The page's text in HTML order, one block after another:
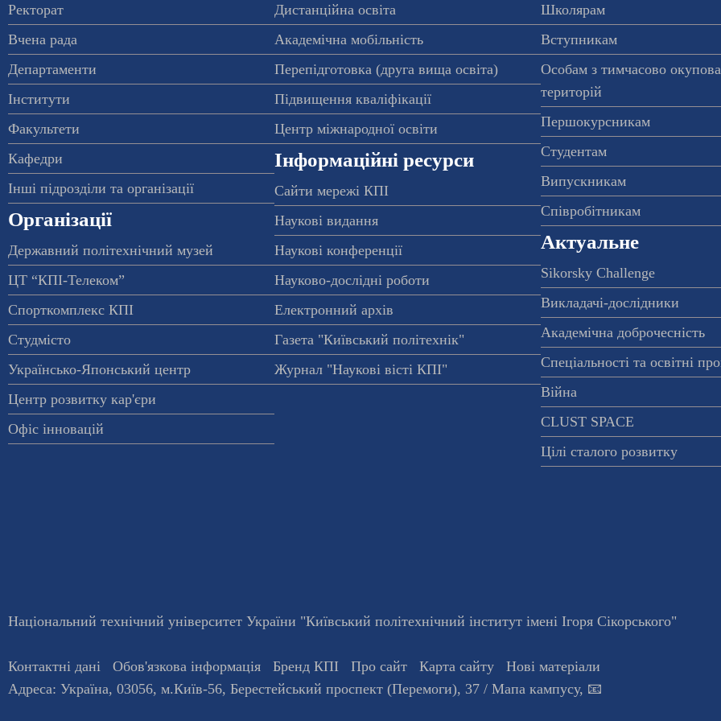
Ректорат
Вчена рада
Департаменти
Інститути
Факультети
Кафедри
Інші підрозділи та організації
Організації
Державний політехнічний музей
ЦТ “КПІ-Телеком”
Спорткомплекс КПІ
Студмісто
Українсько-Японський центр
Центр розвитку кар'єри
Офіс інновацій
Дистанційна освіта
Академічна мобільність
Перепідготовка (друга вища освіта)
Підвищення кваліфікації
Центр міжнародної освіти
Інформаційні ресурси
Сайти мережі КПІ
Наукові видання
Наукові конференції
Науково-дослідні роботи
Електронний архів
Газета "Київський політехнік"
Журнал "Наукові вісті КПІ"
Школярам
Вступникам
Особам з тимчасово
територій
Першокурсникам
Студентам
Випускникам
Співробітникам
Актуальне
Sikorsky Challenge
Викладачі-дослідники
Академічна доброчесність
Спеціальності та освітні
Війна
CLUST SPACE
Цілі сталого розвитку
Національний технічний університет України "Київський політехнічний інститут імені Ігоря Сікорського"
Контактні дані Обов'язкова інформація Бренд КПІ Про сайт Карта сайту
Нові матеріали
Адреса: Україна, 03056, м.Київ-56, Берестейський проспект (Перемоги), 37 / Мапа кампусу, 📧